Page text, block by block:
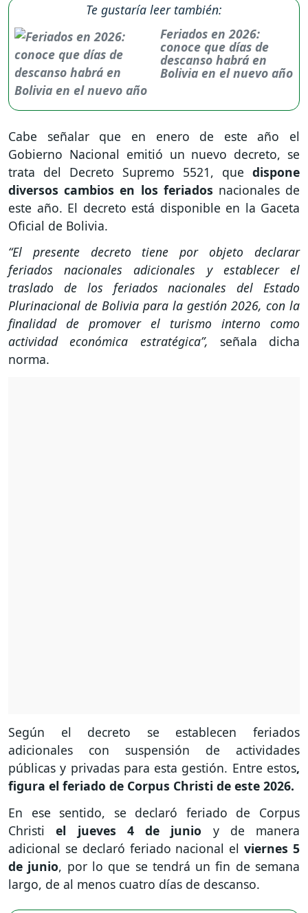
Te gustaría leer también:
Feriados en 2026:
conoce que días de
descanso habrá en
Bolivia en el nuevo año
Cabe señalar que en enero de este año el
Gobierno Nacional emitió un nuevo decreto, se
trata del Decreto Supremo 5521, que dispone
diversos cambios en los feriados nacionales de
este año. El decreto está disponible en la Gaceta
Oficial de Bolivia.
“El presente decreto tiene por objeto declarar
feriados nacionales adicionales y establecer el
traslado de los feriados nacionales del Estado
Plurinacional de Bolivia para la gestión 2026, con la
finalidad de promover el turismo interno como
actividad económica estratégica”, señala dicha
norma.
Según el decreto se establecen feriados
adicionales con suspensión de actividades
públicas y privadas para esta gestión. Entre estos,
figura el feriado de Corpus Christi de este 2026.
En ese sentido, se declaró feriado de Corpus
Christiel jueves 4 de junio y de manera
adicional se declaró feriado nacional elviernes 5
de junio, por lo que se tendrá un fin de semana
largo, de al menos cuatro días de descanso.